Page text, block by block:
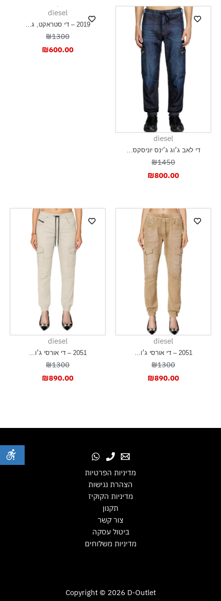
diesel
די לאב ג׳וג ג׳ינס יוניסקס...
₪1450
₪800.00
diesel
2019 – די סטראקט, ג...
₪1300
₪600.00
diesel
2051 – די אורסי ג׳ו...
₪1300
₪890.00
diesel
2051 – די אורסי ג׳ו...
₪1300
₪890.00
מדיניות הפרטיות
הצהרת נגישות
מדיניות הקוקיז
תקנון
צור קשר
ביטול עסקה
מדיניות משלוחים
Copyright © 2026 D-Outlet